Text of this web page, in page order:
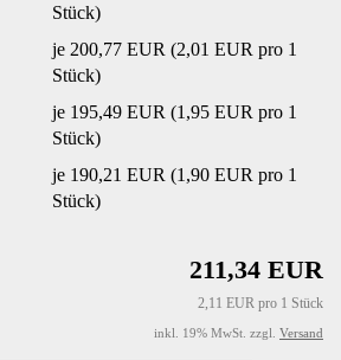
Stück)
je 200,77 EUR (2,01 EUR pro 1
Stück)
je 195,49 EUR (1,95 EUR pro 1
Stück)
je 190,21 EUR (1,90 EUR pro 1
Stück)
211,34 EUR
2,11 EUR pro 1 Stück
inkl. 19% MwSt. zzgl. Versand